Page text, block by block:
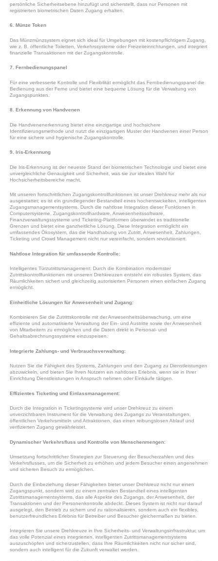
persönliche Sicherheitsebene hinzufügt und sicherstellt, dass nur Personen mit
registrierten biometrischen Daten Zugang erhalten.
6. Münze Token
Das Münzmünzsystem eignet sich ideal für Umgebungen mit kostenpflichtigem Zugang,
wie z. B. öffentliche Toiletten, Verkehrssysteme oder Freizeiteinrichtungen, und integriert
finanzielle Transaktionen mit der Zugangskontrolle.
7. Fernbedienungspanel
Für eine verbesserte Kontrolle und Flexibilität ermöglicht das Fernbedienungspanel die
Bedienung aus der Ferne und bietet eine bequeme Lösung für die Verwaltung von
Zugangspunkten.
8. Erkennung von Handvenen
Die Handvenenerkennung bietet eine einzigartige und hochsichere
Identifizierungsmethode und nutzt die einzigartigen Muster der Handvenen einer Person
für eine sichere und hygienische Zugangskontrolle.
9. Iris-Erkennung
Die Iris-Erkennung ist der neueste Stand der biometrischen Technologie und bietet eine
unvergleichliche Genauigkeit und Sicherheit, was sie zur idealen Wahl für
Hochsicherheitsbereiche macht.
Mit unseren fortschrittlichen Zugangskontrollfunktionen ist unser Drehkreuz mehr als nur
ausgestattet; es ist ein grundlegender Bestandteil eines hochentwickelten, intelligenten
Zugangsmanagementsystems. Durch die nahtlose Integration dieser Funktionen in
Computersysteme, Zugangskontrollhardware, Anwesenheitssoftware,
Finanzverwaltungssysteme und Ticketing-Plattformen überwindet es traditionelle
Grenzen und bietet eine ganzheitliche Lösung. Diese Integration ermöglicht ein
umfassendes Ökosystem, das die Handhabung von Zutritt, Anwesenheit, Zahlungen,
Ticketing und Crowd Management nicht nur vereinfacht, sondern revolutioniert.
Nahtlose Integration für umfassende Kontrolle:
Intelligentes Türzutrittsmanagement: Durch die Kombination modernster
Zutrittskontrollfunktionen mit unseren Drehkreuzen entsteht ein robustes System, das
Räumlichkeiten sichert und gleichzeitig autorisierten Personen einen einfachen Zugang
ermöglicht.
Einheitliche Lösungen für Anwesenheit und Zugang:
Kombinieren Sie die Zutrittskontrolle mit der Anwesenheitsüberwachung, um eine
effiziente und automatisierte Verwaltung der Ein- und Austritte sowie der Anwesenheit
von Mitarbeitern zu ermöglichen und die Daten direkt in Personal- und
Gehaltsabrechnungssysteme einzuspeisen.
Integrierte Zahlungs- und Verbrauchsverwaltung:
Nutzen Sie die Fähigkeit des Systems, Zahlungen und den Zugang zu Dienstleistungen
abzuwickeln, und bieten Sie Ihren Nutzern ein nahtloses Erlebnis, wenn sie in Ihrer
Einrichtung Dienstleistungen in Anspruch nehmen oder Einkäufe tätigen.
Effizientes Ticketing und Einlassmanagement:
Durch die Integration in Ticketingsysteme wird unser Drehkreuz zu einem
unverzichtbaren Instrument für die Verwaltung des Zugangs zu Veranstaltungen,
öffentlichen Verkehrsmitteln und Attraktionen, das einen reibungslosen Ablauf und
verifizierten Zugang gewährleistet.
Dynamischer Verkehrsfluss und Kontrolle von Menschenmengen:
Umsetzung fortschrittlicher Strategien zur Steuerung der Besucherzahlen und des
Verkehrsflusses, um die Sicherheit zu erhöhen und jedem Besucher einen angenehmen
und sicheren Besuch zu ermöglichen.
Durch die Einbeziehung dieser Fähigkeiten bietet unser Drehkreuz nicht nur einen
Zugangspunkt, sondern wird zu einem zentralen Bestandteil eines intelligenten
Zutrittsmanagementsystems, das alle Aspekte des Zugangs, der Anwesenheit, der
Transaktionen und der Personenkontrolle abdeckt. Dieses System ist nicht nur darauf
ausgelegt, den Betrieb zu sichern und zu rationalisieren, sondern auch ein flexibles,
benutzerfreundliches Erlebnis für Betreiber und Besucher gleichermaßen zu bieten.
Integrieren Sie unsere Drehkreuze in Ihre Sicherheits- und Verwaltungsinfrastruktur, um
das volle Potenzial eines integrierten, intelligenten Zutrittsmanagementsystems
auszuschöpfen und sicherzustellen, dass Ihre Räumlichkeiten nicht nur sicher sind,
sondern auch intelligent für die Zukunft verwaltet werden.